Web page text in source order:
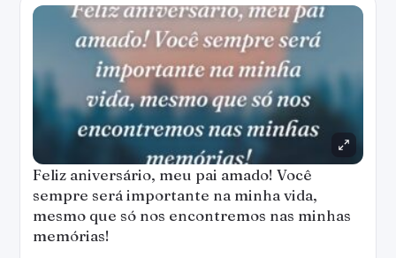
Feliz aniversário, meu pai amado! Você
sempre será importante na minha vida,
mesmo que só nos encontremos nas minhas
memórias!